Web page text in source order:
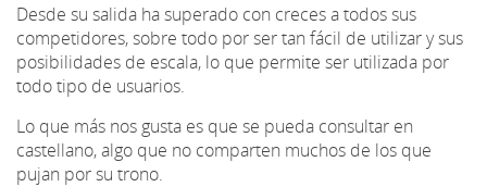
Desde su salida ha superado con creces a todos sus
competidores, sobre todo por ser tan fácil de utilizar y sus
posibilidades de escala, lo que permite ser utilizada por
todo tipo de usuarios.
Lo que más nos gusta es que se pueda consultar en
castellano, algo que no comparten muchos de los que
pujan por su trono.